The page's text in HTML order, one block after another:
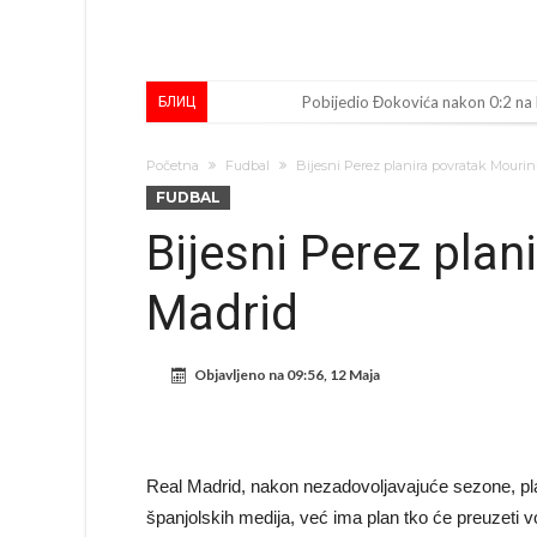
БЛИЦ Pobijedio Đokovića nakon 0:2 na
Zašto je nepoznati italijanski
Kapiten slavnog kluba ubijen u
Početna Fudbal Bijesni Perez planira povratak
FUDBAL
Bijesni Perez
Madrid
Objavljeno na 09:56, 12 Maja
Real Madrid, nakon nezadovoljavajuće sezone,
španjolskih medija, već ima plan tko će preuzeti